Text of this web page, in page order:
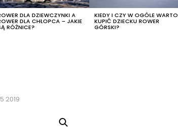
DLA DZIEWCZYNKI A
DLA CHŁOPCA – JAKIE
RÓŻNICE?
KIEDY I CZY W OGÓLE WARTO
KUPIĆ DZIECKU ROWER
GÓRSKI?
2019